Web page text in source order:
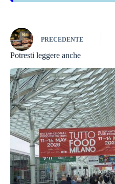
PRECEDENTE
Potresti leggere anche